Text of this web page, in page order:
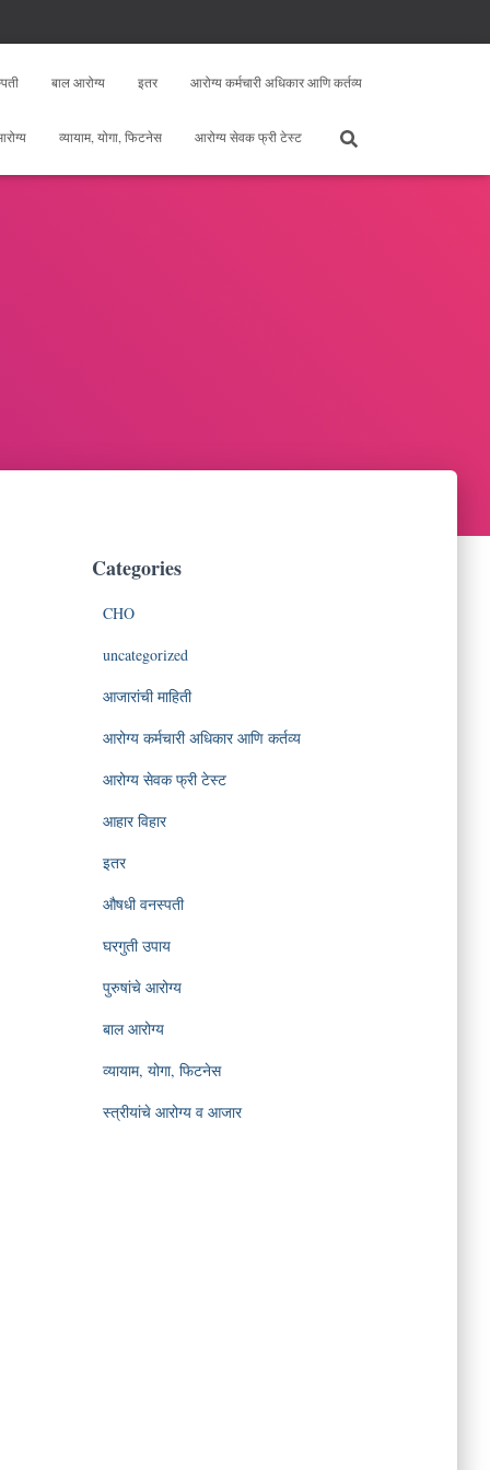
बाल आरोग्य इतर आरोग्य कर्मचारी अधिकार आणि कर्तव्य
व्यायाम, योगा, फिटनेस आरोग्य सेवक फ्री टेस्ट
Categories
CHO
uncategorized
आजारांची माहिती
आरोग्य कर्मचारी अधिकार आणि कर्तव्य
आरोग्य सेवक फ्री टेस्ट
आहार विहार
इतर
औषधी वनस्पती
घरगुती उपाय
पुरुषांचे आरोग्य
बाल आरोग्य
व्यायाम, योगा, फिटनेस
स्त्रीयांचे आरोग्य व आजार